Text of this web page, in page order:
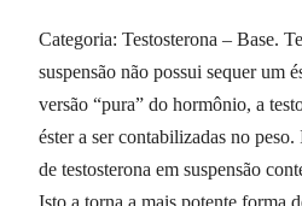
Categoria: Testosterona – Base.
suspensão não possui sequer um
versão “pura” do hormônio, a
éster a ser contabilizadas no
de testosterona em suspensão